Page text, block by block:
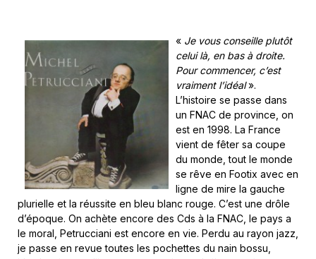
« Je vous conseille plutôt
celui là, en bas à droite.
Pour commencer, c’est
vraiment l’idéal».
L’histoire se passe dans
un FNAC de province, on
est en 1998. La France
vient de fêter sa coupe
du monde, tout le monde
se rêve en Footix avec en
ligne de mire la gauche
plurielle et la réussite en bleu blanc rouge. C’est une drôle
d’époque. On achète encore des Cds à la FNAC, le pays a
le moral, Petrucciani est encore en vie. Perdu au rayon jazz,
je passe en revue toutes les pochettes du nain bossu,